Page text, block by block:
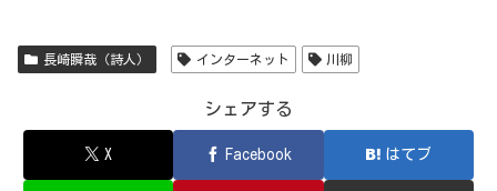
長崎瞬哉（詩人） インターネット 川柳
シェアする
X Facebook はてブ